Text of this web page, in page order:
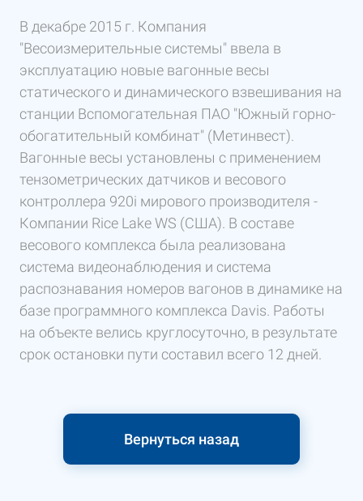
В декабре 2015 г. Компания
"Весоизмерительные системы" ввела в
эксплуатацию новые вагонные весы
статического и динамического взвешивания на
станции Вспомогательная ПАО "Южный горно-
обогатительный комбинат" (Метинвест).
Вагонные весы установлены с применением
тензометрических датчиков и весового
контроллера 920i мирового производителя -
Компании Rice Lake WS (США). В составе
весового комплекса была реализована
система видеонаблюдения и система
распознавания номеров вагонов в динамике на
базе программного комплекса Davis. Работы
на объекте велись круглосуточно, в результате
срок остановки пути составил всего 12 дней.
Вернуться назад